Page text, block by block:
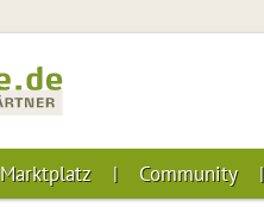
Marktplatz Community